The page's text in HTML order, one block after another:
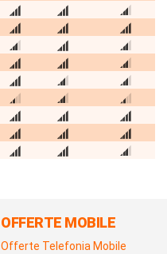
OFFERTE MOBILE
Offerte Telefonia Mobile